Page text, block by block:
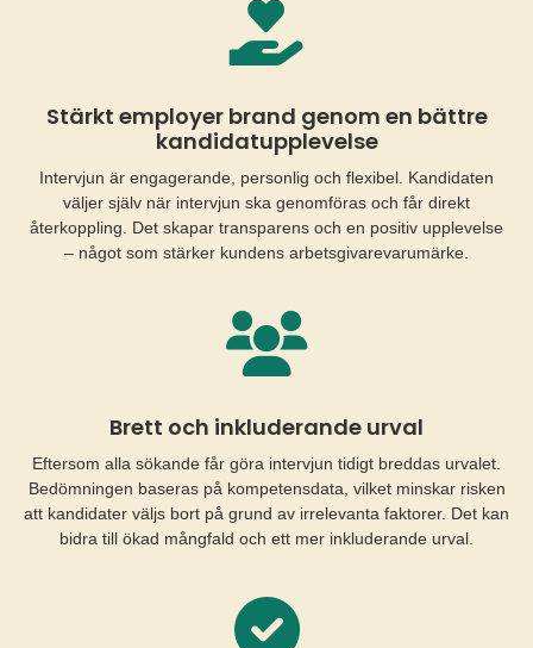
Stärkt employer brand genom en bättre
kandidatupplevelse
Intervjun är engagerande, personlig och flexibel. Kandidaten
väljer själv när intervjun ska genomföras och får direkt
återkoppling. Det skapar transparens och en positiv upplevelse
– något som stärker kundens arbetsgivarevarumärke.
Brett och inkluderande urval
Eftersom alla sökande får göra intervjun tidigt breddas urvalet.
Bedömningen baseras på kompetensdata, vilket minskar risken
att kandidater väljs bort på grund av irrelevanta faktorer. Det kan
bidra till ökad mångfald och ett mer inkluderande urval.